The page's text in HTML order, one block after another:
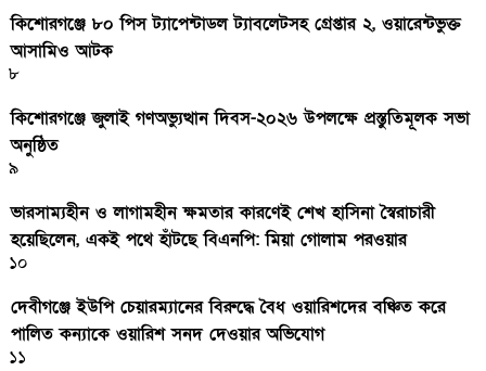
কিশোরগঞ্জে ৮০ পিস ট্যাপেন্টাডল ট্যাবলেটসহ গ্রেপ্তার ২, ওয়ারেন্টভুক্ত
আসামিও আটক
৮
কিশোরগঞ্জে জুলাই গণঅভ্যুত্থান দিবস-২০২৬ উপলক্ষে প্রস্তুতিমূলক সভা
অনুষ্ঠিত
৯
ভারসাম্যহীন ও লাগামহীন ক্ষমতার কারণেই শেখ হাসিনা স্বৈরাচারী
হয়েছিলেন, একই পথে হাঁটছে বিএনপি: মিয়া গোলাম পরওয়ার
১০
দেবীগঞ্জে ইউপি চেয়ারম্যানের বিরুদ্ধে বৈধ ওয়ারিশদের বঞ্চিত করে
পালিত কন্যাকে ওয়ারিশ সনদ দেওয়ার অভিযোগ
১১